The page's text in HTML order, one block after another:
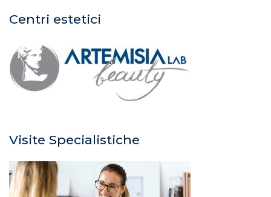
Centri estetici
Visite Specialistiche